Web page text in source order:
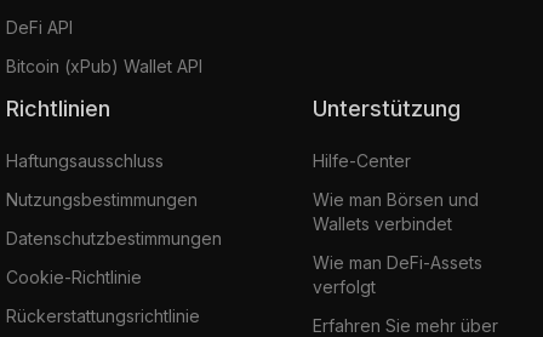
DeFi API
Bitcoin (xPub) Wallet API
Richtlinien
Haftungsausschluss
Nutzungsbestimmungen
Datenschutzbestimmungen
Cookie-Richtlinie
Rückerstattungsrichtlinie
Unterstützung
Hilfe-Center
Wie man Börsen und
Wallets verbindet
Wie man DeFi-Assets
verfolgt
Erfahren Sie mehr über